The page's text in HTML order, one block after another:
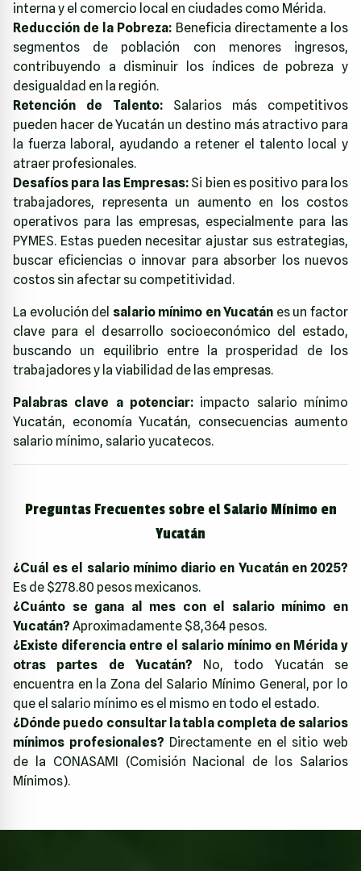
interna y el comercio local en ciudades como Mérida.
Reducción de la Pobreza: Beneficia directamente a los
segmentos de población con menores ingresos,
contribuyendo a disminuir los índices de pobreza y
desigualdad en la región.
Retención de Talento: Salarios más competitivos
pueden hacer de Yucatán un destino más atractivo para
la fuerza laboral, ayudando a retener el talento local y
atraer profesionales.
Desafíos para las Empresas: Si bien es positivo para los
trabajadores, representa un aumento en los costos
operativos para las empresas, especialmente para las
PYMES. Estas pueden necesitar ajustar sus estrategias,
buscar eficiencias o innovar para absorber los nuevos
costos sin afectar su competitividad.
La evolución del salario mínimo en Yucatán es un factor
clave para el desarrollo socioeconómico del estado,
buscando un equilibrio entre la prosperidad de los
trabajadores y la viabilidad de las empresas.
Palabras clave a potenciar: impacto salario mínimo
Yucatán, economía Yucatán, consecuencias aumento
salario mínimo, salario yucatecos.
Preguntas Frecuentes sobre el Salario Mínimo en
Yucatán
¿Cuál es el salario mínimo diario en Yucatán en 2025?
Es de $278.80 pesos mexicanos.
¿Cuánto se gana al mes con el salario mínimo en
Yucatán? Aproximadamente $8,364 pesos.
¿Existe diferencia entre el salario mínimo en Mérida y
otras partes de Yucatán? No, todo Yucatán se
encuentra en la Zona del Salario Mínimo General, por lo
que el salario mínimo es el mismo en todo el estado.
¿Dónde puedo consultar la tabla completa de salarios
mínimos profesionales? Directamente en el sitio web
de la CONASAMI (Comisión Nacional de los Salarios
Mínimos).